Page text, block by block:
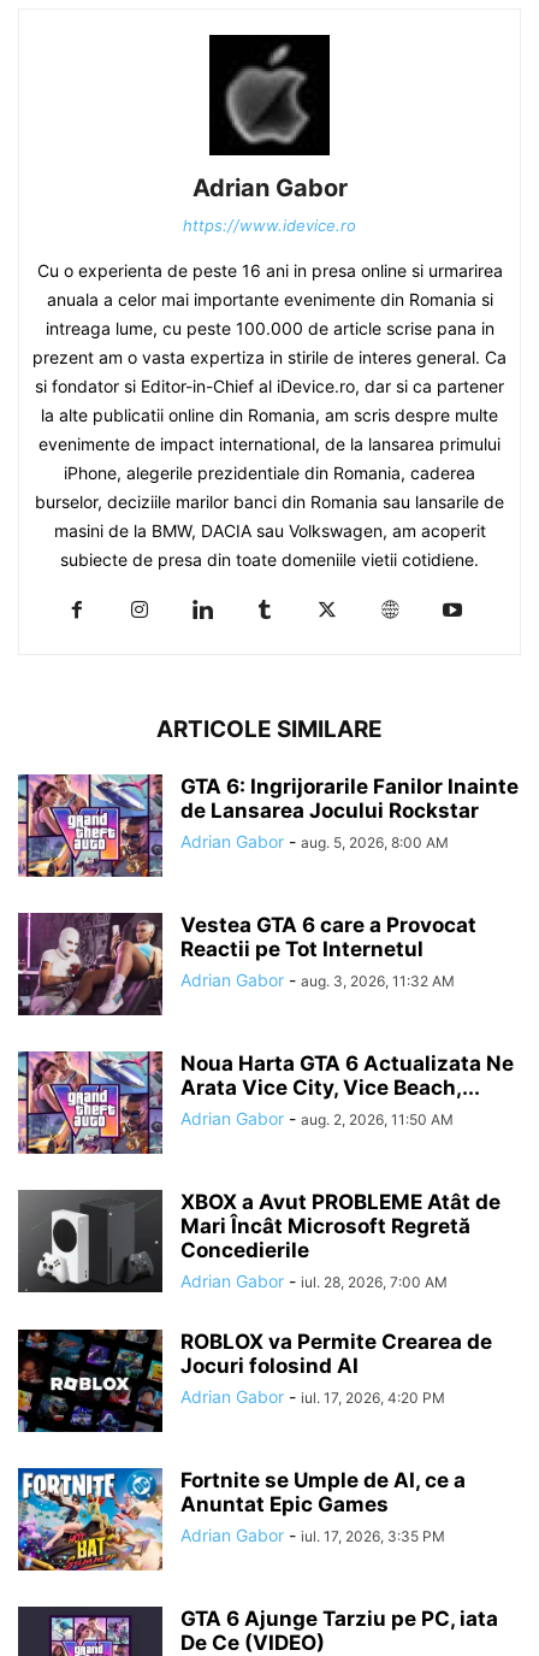
Adrian Gabor
https://www.idevice.ro
Cu o experienta de peste 16 ani in presa online si urmarirea
anuala a celor mai importante evenimente din Romania si
intreaga lume, cu peste 100.000 de article scrise pana in
prezent am o vasta expertiza in stirile de interes general. Ca
si fondator si Editor-in-Chief al iDevice.ro, dar si ca partener
la alte publicatii online din Romania, am scris despre multe
evenimente de impact international, de la lansarea primului
iPhone, alegerile prezidentiale din Romania, caderea
burselor, deciziile marilor banci din Romania sau lansarile de
masini de la BMW, DACIA sau Volkswagen, am acoperit
subiecte de presa din toate domeniile vietii cotidiene.
ARTICOLE SIMILARE
GTA 6: Ingrijorarile Fanilor Inainte
de Lansarea Jocului Rockstar
Adrian Gabor - aug. 5, 2026, 8:00 AM
Vestea GTA 6 care a Provocat
Reactii pe Tot Internetul
Adrian Gabor - aug. 3, 2026, 11:32 AM
Noua Harta GTA 6 Actualizata Ne
Arata Vice City, Vice Beach,...
Adrian Gabor - aug. 2, 2026, 11:50 AM
XBOX a Avut PROBLEME Atât de
Mari Încât Microsoft Regretă
Concedierile
Adrian Gabor - iul. 28, 2026, 7:00 AM
ROBLOX va Permite Crearea de
Jocuri folosind AI
Adrian Gabor - iul. 17, 2026, 4:20 PM
Fortnite se Umple de AI, ce a
Anuntat Epic Games
Adrian Gabor - iul. 17, 2026, 3:35 PM
GTA 6 Ajunge Tarziu pe PC, iata
De Ce (VIDEO)